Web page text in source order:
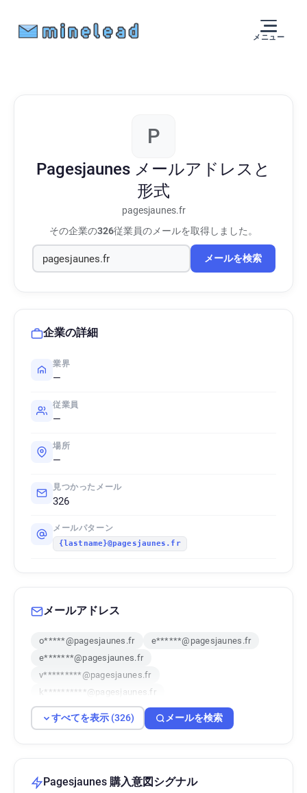
メニュー
P
Pagesjaunes メールアドレスと
形式
pagesjaunes.fr
その企業の326従業員のメールを取得しました。
メールを検索
企業の詳細
業界
—
従業員
—
場所
—
見つかったメール
326
メールパターン
{lastname}@pagesjaunes.fr
メールアドレス
o*****@pagesjaunes.fr
e******@pagesjaunes.fr
e*******@pagesjaunes.fr
v*********@pagesjaunes.fr
k**********@pagesjaunes.fr
x*********@pagesjaunes.fr
r*****@pagesjaunes.fr
s**********@pagesjaunes.fr
z*******@pagesjaunes.fr
すべてを表示 (326) メールを検索
Pagesjaunes 購入意図シグナル